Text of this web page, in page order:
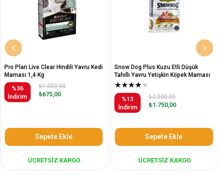
Pro Plan Live Clear Hindili Yavru Kedi
Maması 1,4 Kg
%36
İndirim
₺675,00
₺1.050,00
Sepete Ekle
ÜCRETSIZ KARGO
Snow Dog Plus Kuzu Etli Düşük
Tahıllı Yavru Yetişkin Köpek Maması
12 Kg
★★★★★
%13
İndirim
₺1.750,00
₺2.000,00
Sepete Ekle
ÜCRETSIZ KARGO